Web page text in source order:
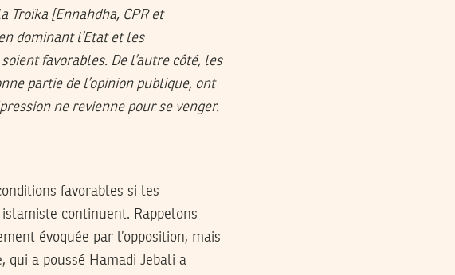
Troïka [Ennahdha, CPR et
dominant l’Etat et les
favorables. De l’autre côté, les
partie de l’opinion publique, ont
ne revienne pour se venger.
favorables si les
continuent. Rappelons
évoquée par l’opposition, mais
a poussé Hamadi Jebali a